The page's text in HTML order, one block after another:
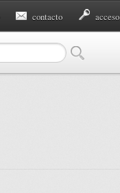
contacto acceso